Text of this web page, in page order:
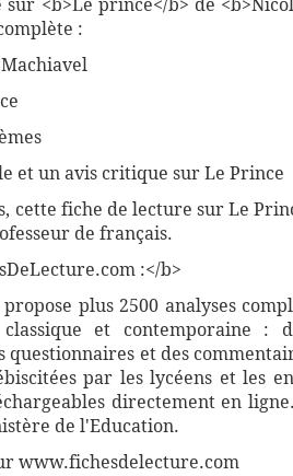
<b>Le prince</b> de
:
et un avis critique sur Le Prince
cette fiche de lecture sur Le
de français.
:</b>
plus 2500 analyses
et contemporaine :
questionnaires et des
par les lycéens et les
directement en
de l'Education.
www.fichesdelecture.com